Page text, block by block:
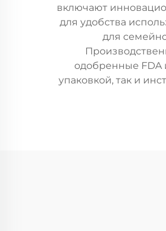
включают
для удобства
для
одобренные FDA
упаковкой, так и